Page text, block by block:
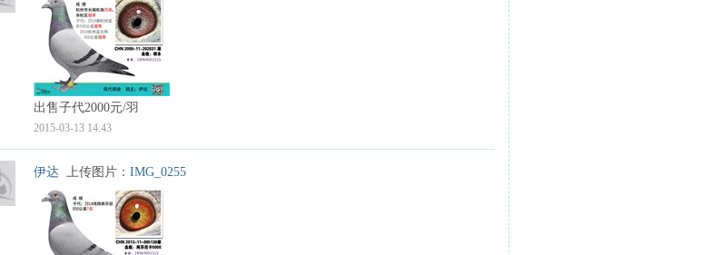
出售子代2000元/羽
2015-03-13 14:43
伊达 上传图片： IMG_0255